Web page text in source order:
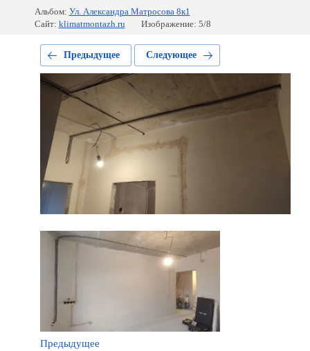
Альбом: Ул. Александра Матросова 8к1
Сайт: klimatmontazh.ru Изображение: 5/8
Предыдущее Следующее
Предыдущее